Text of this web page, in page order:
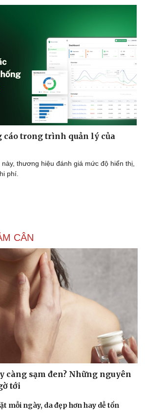
cáo trong trình quản lý của
thương hiệu đánh giá mức độ hiển thị,
phí.
CÂN
càng sạm đen? Những nguyên
tới
mỗi ngày, da đẹp hơn hay dễ tổn